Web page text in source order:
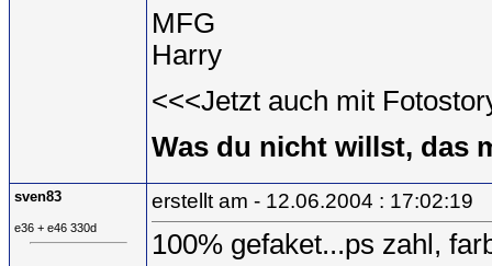
MFG
Harry
<<<Jetzt auch mit
Was du nicht willst, das
sven83
e36 + e46 330d
erstellt am - 12.06.2004 : 17:02:19
100% gefaket...ps zahl,